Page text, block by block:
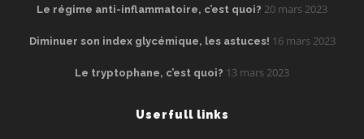
Le régime anti-inflammatoire, c’est quoi? 20 mars 2023
Diminuer son index glycémique, les astuces! 16 mars 2023
Le tryptophane, c’est quoi? 13 mars 2023
Userfull links